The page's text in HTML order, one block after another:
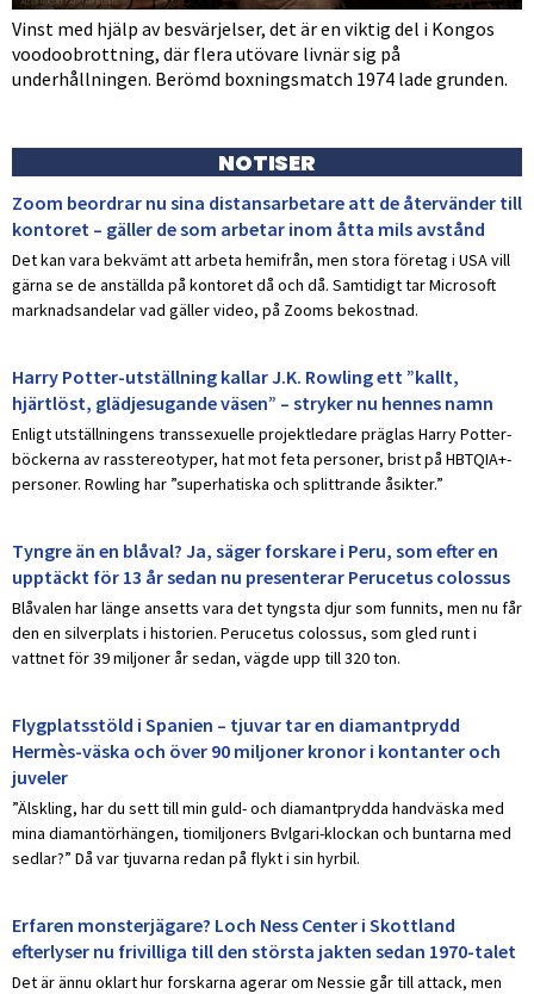
Vinst med hjälp av besvärjelser, det är en viktig del i Kongos
voodoobrottning, där flera utövare livnär sig på
underhållningen. Berömd boxningsmatch 1974 lade grunden.
NOTISER
Zoom beordrar nu sina distansarbetare att de återvänder till
kontoret – gäller de som arbetar inom åtta mils avstånd
Det kan vara bekvämt att arbeta hemifrån, men stora företag i USA vill
gärna se de anställda på kontoret då och då. Samtidigt tar Microsoft
marknadsandelar vad gäller video, på Zooms bekostnad.
Harry Potter-utställning kallar J.K. Rowling ett ”kallt,
hjärtlöst, glädjesugande väsen” – stryker nu hennes namn
Enligt utställningens transsexuelle projektledare präglas Harry Potter-
böckerna av rasstereotyper, hat mot feta personer, brist på HBTQIA+-
personer. Rowling har ”superhatiska och splittrande åsikter.”
Tyngre än en blåval? Ja, säger forskare i Peru, som efter en
upptäckt för 13 år sedan nu presenterar Perucetus colossus
Blåvalen har länge ansetts vara det tyngsta djur som funnits, men nu får
den en silverplats i historien. Perucetus colossus, som gled runt i
vattnet för 39 miljoner år sedan, vägde upp till 320 ton.
Flygplatsstöld i Spanien – tjuvar tar en diamantprydd
Hermès-väska och över 90 miljoner kronor i kontanter och
juveler
”Älskling, har du sett till min guld- och diamantprydda handväska med
mina diamantörhängen, tiomiljoners Bvlgari-klockan och buntarna med
sedlar?” Då var tjuvarna redan på flykt i sin hyrbil.
Erfaren monsterjägare? Loch Ness Center i Skottland
efterlyser nu frivilliga till den största jakten sedan 1970-talet
Det är ännu oklart hur forskarna agerar om Nessie går till attack, men